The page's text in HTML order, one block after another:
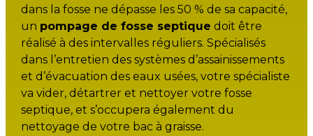
dans la fosse ne dépasse les 50 % de sa capacité,
un pompage de fosse septique doit être
réalisé à des intervalles réguliers. Spécialisés
dans l’entretien des systèmes d’assainissements
et d’évacuation des eaux usées, votre spécialiste
va vider, détartrer et nettoyer votre fosse
septique, et s’occupera également du
nettoyage de votre bac à graisse.